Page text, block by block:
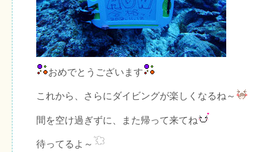
おめでとうございます
これから、さらにダイビングが楽しくなるね～
間を空け過ぎずに、また帰って来てね
待ってるよ～